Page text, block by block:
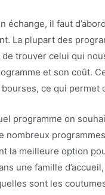
échange, il faut
La plupart des
trouver celui qui
et son coût.
bourses, ce qui permet
programme on
nombreux
la meilleure option
une famille
sont les